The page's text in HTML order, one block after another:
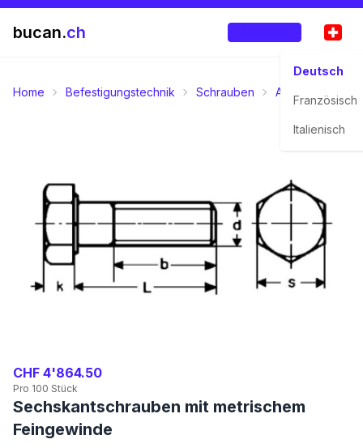
bucan.ch
Deutsch
Französisch
Italienisch
Home Befestigungstechnik Schrauben
CHF 4'864.50
Pro 100 Stück
Sechskantschrauben mit metrischem
Feingewinde